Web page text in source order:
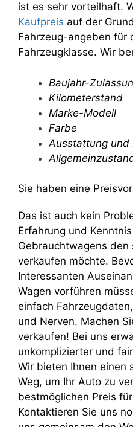
ist es sehr vorteilhaft.
Kaufpreis auf der
Fahrzeug-angeben für
Fahrzeugklasse. Wir
Baujahr-
Kilometerstand
Marke-Modell
Farbe
Ausstattung und
Sie haben eine
Das ist auch kein
Erfahrung und
Gebrauchtwagens den
verkaufen möchte.
Interessanten
Wagen vorführen
einfach
und Nerven. Machen
verkaufen! Bei uns
unkomplizierter und
Wir bieten Ihnen einen
Weg, um Ihr Auto zu
bestmöglichen Preis
Kontaktieren Sie uns